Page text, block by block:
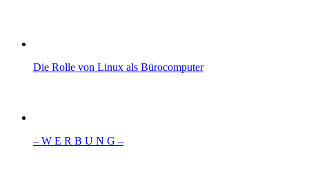
Die Rolle von Linux als Bürocomputer
– W Ε R Β U Ν G –